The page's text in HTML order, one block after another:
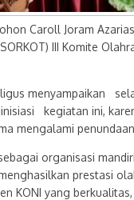
Caroll Joram
III Komite
menyampaikan
kegiatan ini,
mengalami
organisasi
prestasi
KONI yang